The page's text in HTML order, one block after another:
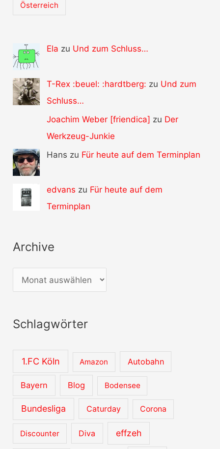
Österreich
Ela zu Und zum Schluss…
T-Rex :beuel: :hardtberg: zu Und zum
Schluss…
Joachim Weber [friendica] zu Der
Werkzeug-Junkie
Hans zu Für heute auf dem Terminplan
edvans zu Für heute auf dem
Terminplan
Archive
r
h
e
Schlagwörter
1.FC Köln Amazon Autobahn
Bayern Blog Bodensee
Bundesliga Caturday Corona
Discounter Diva effzeh